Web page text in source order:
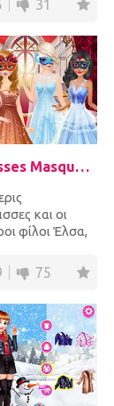
31
Princesses Masquerade Party
και οι
φίλοι Έλσα,
75